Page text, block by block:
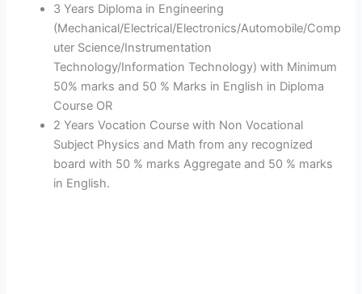
3 Years Diploma in Engineering
(Mechanical/Electrical/Electronics/Automobile/Comp
uter Science/Instrumentation
Technology/Information Technology) with Minimum
50% marks and 50 % Marks in English in Diploma
Course OR
2 Years Vocation Course with Non Vocational
Subject Physics and Math from any recognized
board with 50 % marks Aggregate and 50 % marks
in English.